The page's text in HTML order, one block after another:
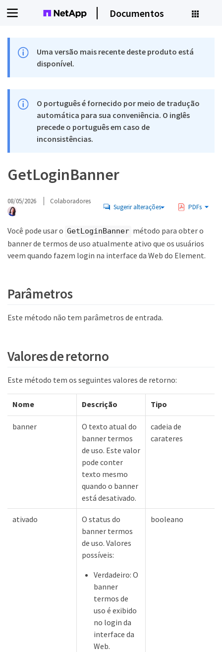
Documentos
Uma versão mais recente deste produto está
disponível.
O português é fornecido por meio de tradução
automática para sua conveniência. O inglês
precede o português em caso de
inconsistências.
GetLoginBanner
08/05/2026 Colaboradores
Sugerir alterações PDFs
Você pode usar o GetLoginBanner método para obter o
banner de termos de uso atualmente ativo que os usuários
veem quando fazem login na interface da Web do Element.
Parâmetros
Este método não tem parâmetros de entrada.
Valores de retorno
Este método tem os seguintes valores de retorno:
Nome Descrição Tipo
banner
O texto atual do
banner termos
de uso. Este valor
pode conter
texto mesmo
quando o banner
está desativado.
cadeia de
carateres
ativado
O status do
banner termos
de uso. Valores
possíveis:
Verdadeiro: O
banner
termos de
uso é exibido
no login da
interface da
Web.
booleano